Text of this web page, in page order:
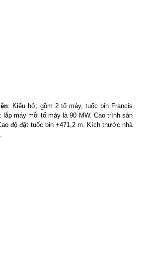
: Kiểu hở; gồm 2 tổ máy, tuốc bin Francis
lắp máy mỗi tổ máy là 90 MW. Cao trình sàn
độ đặt tuốc bin +471,2 m. Kích thước nhà